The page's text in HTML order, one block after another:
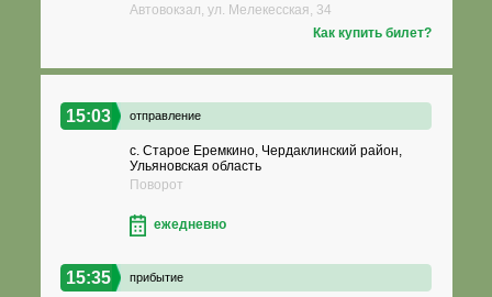
Автовокзал, ул. Мелекесская, 34
Как купить билет?
15:03 отправление
с. Старое Еремкино, Чердаклинский район,
Ульяновская область
Поворот
ежедневно
15:35 прибытие